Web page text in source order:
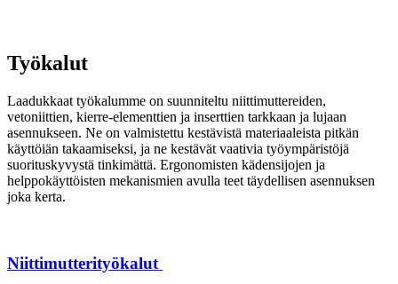
Työkalut
Laadukkaat työkalumme on suunniteltu niittimuttereiden,
vetoniittien, kierre-elementtien ja inserttien tarkkaan ja lujaan
asennukseen. Ne on valmistettu kestävistä materiaaleista pitkän
käyttöiän takaamiseksi, ja ne kestävät vaativia työympäristöjä
suorituskyvystä tinkimättä. Ergonomisten kädensijojen ja
helppokäyttöisten mekanismien avulla teet täydellisen asennuksen
joka kerta.
Niittimutterityökalut